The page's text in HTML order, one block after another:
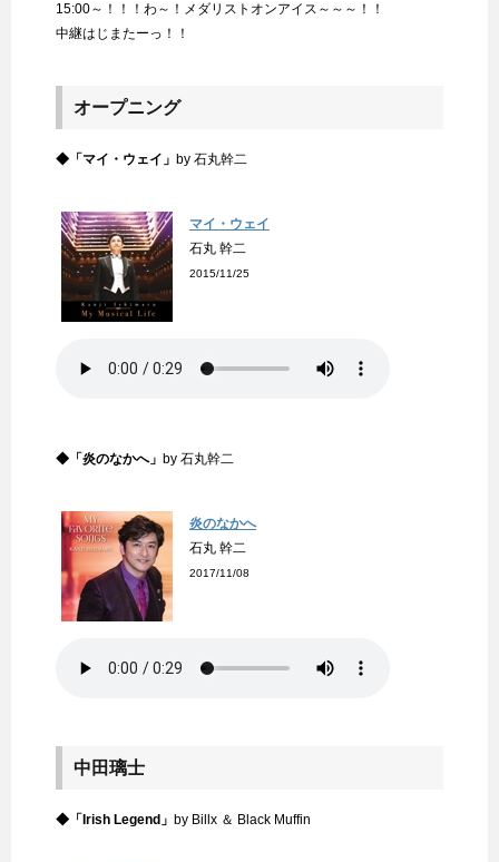
15:00～！！！わ～！メダリストオンアイス～～～！！
中継はじまたーっ！！
オープニング
◆「マイ・ウェイ」 by 石丸幹二
マイ・ウェイ
石丸 幹二
2015/11/25
◆「炎のなかへ」 by 石丸幹二
炎のなかへ
石丸 幹二
2017/11/08
中田璃士
◆「Irish Legend」 by Billx ＆ Black Muffin